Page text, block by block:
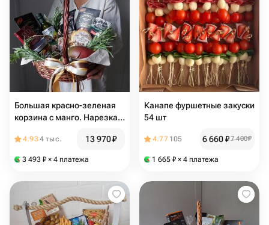
Большая красно-зеленая
корзина с манго. Нарезка,
шоколад, масло, паштет и
4.934 тыс. 13 970₽
3 493 ₽ × 4 платежа
Канапе фуршетные закуски
54 шт
4.77 105 6 660₽7 400₽
1 665 ₽ × 4 платежа